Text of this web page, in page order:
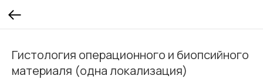
Гистология операционного и биопсийного
материаля (одна локализация)